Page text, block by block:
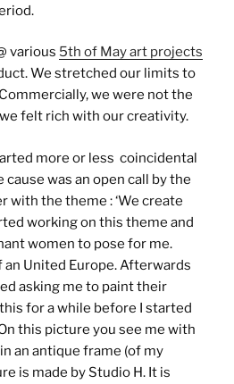
various 5th of May art projects
We stretched our limits to
we were not the
felt rich with our creativity.
more or less coincidental
was an open call by the
with the theme : ‘We create
working on this theme and
women to pose for me.
United Europe. Afterwards
asking me to paint their
this for a while before I started
this picture you see me with
an antique frame (of my
is made by Studio H. It is